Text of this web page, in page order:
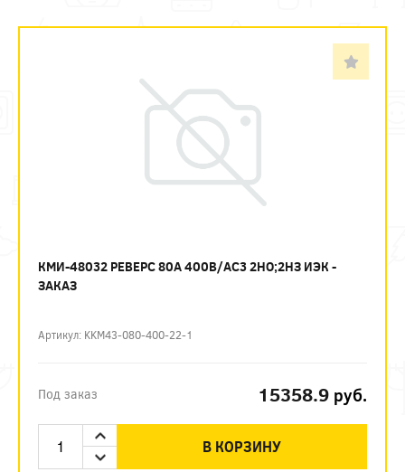
КМИ-48032 РЕВЕРС 80А 400В/АС3 2НО;2НЗ ИЭК -
ЗАКАЗ
Артикул: KKM43-080-400-22-1
Под заказ 15358.9 руб.
В КОРЗИНУ